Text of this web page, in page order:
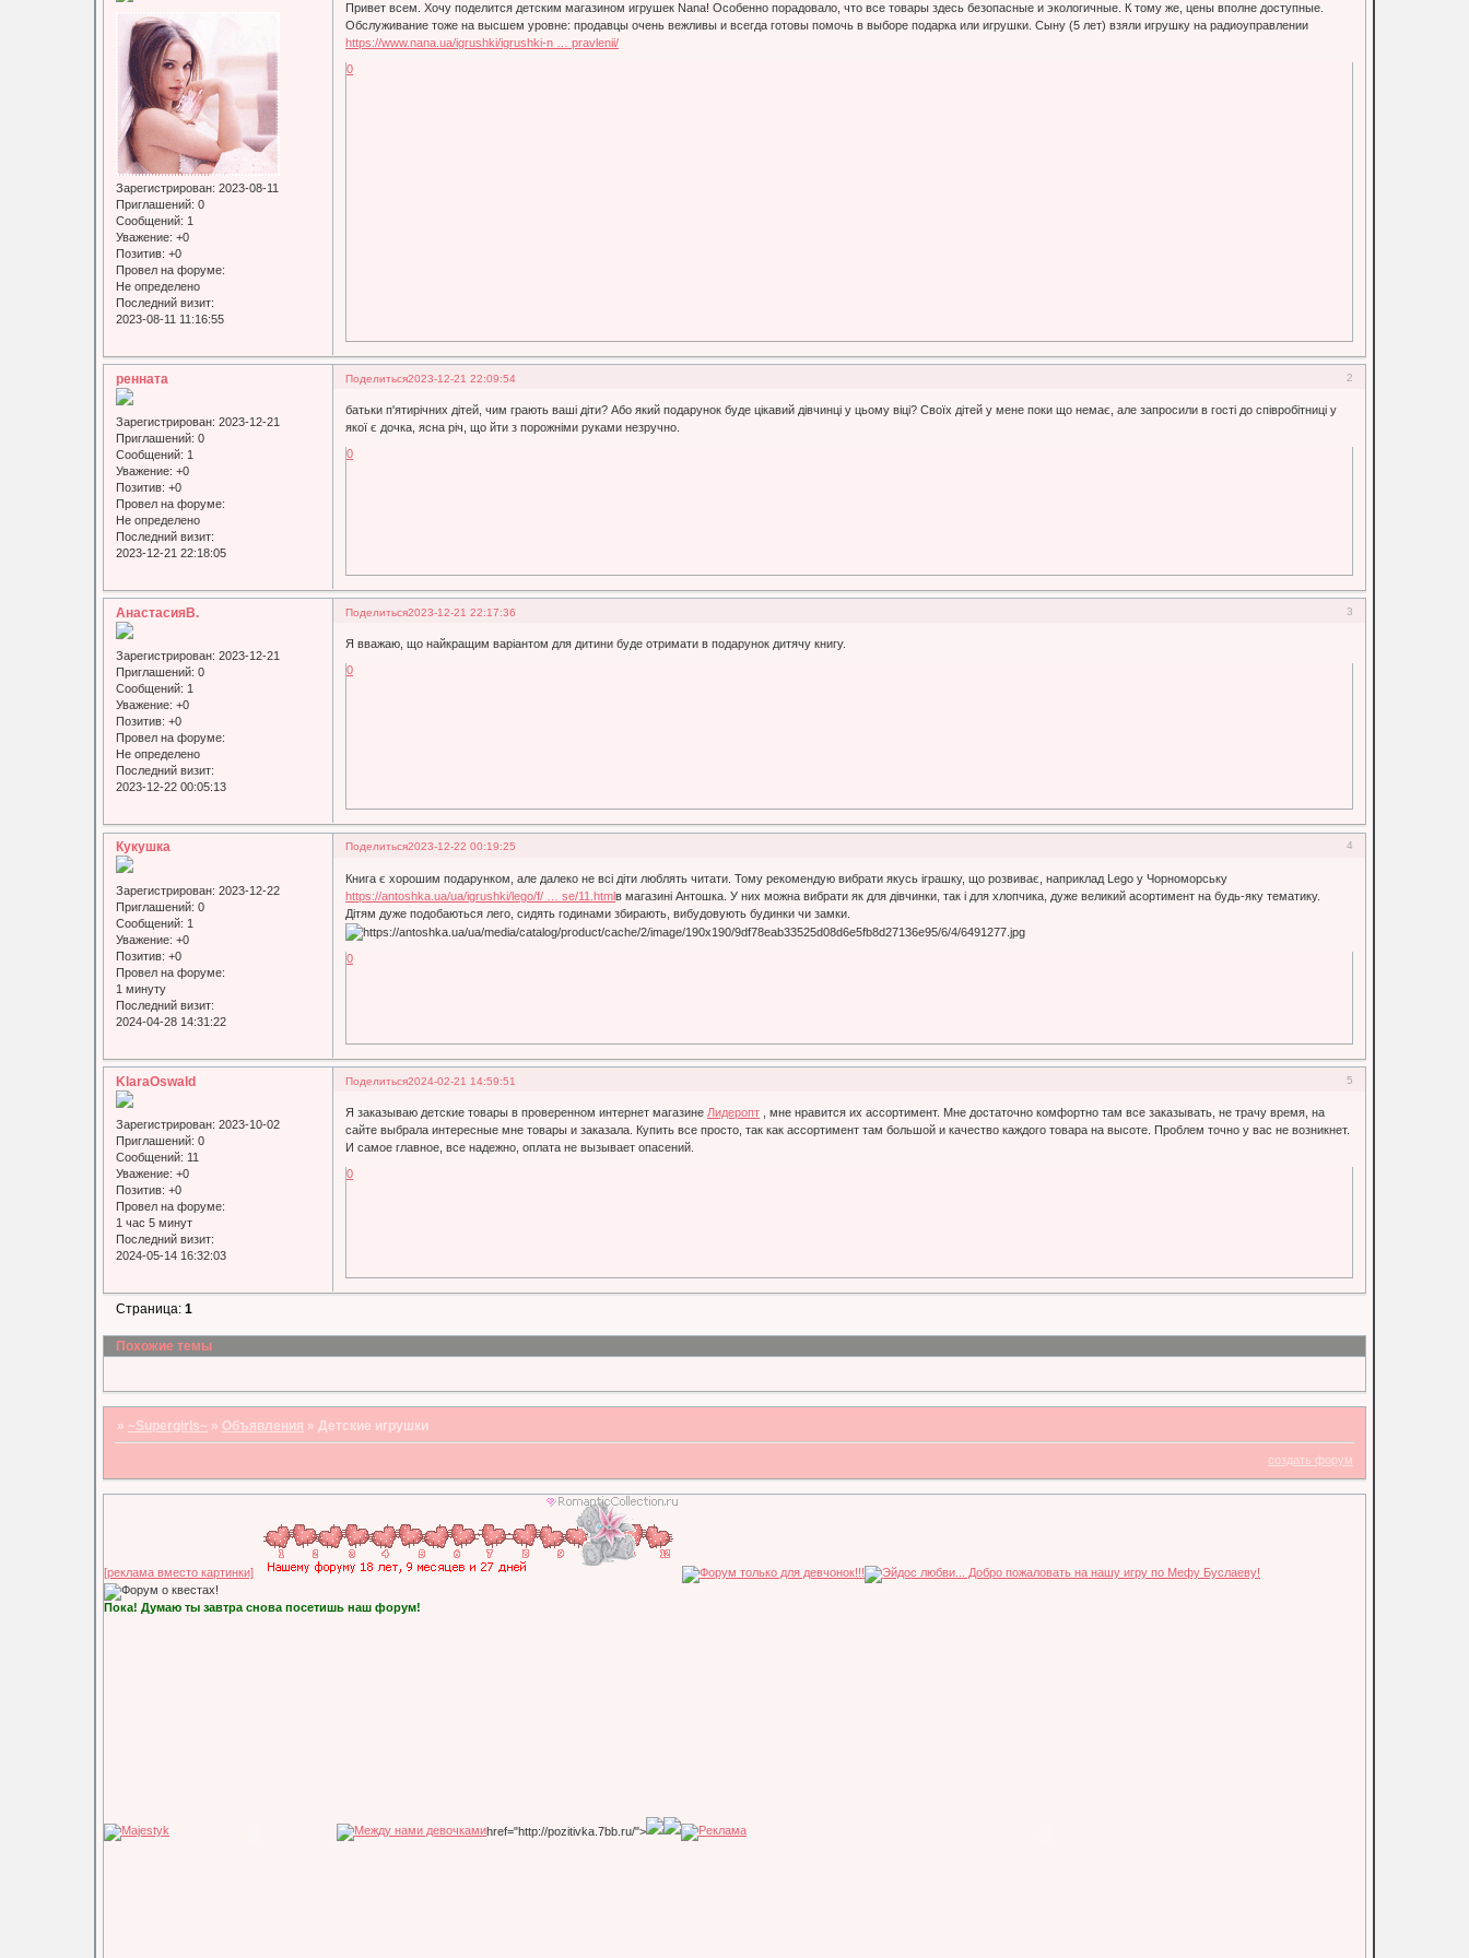
Зарегистрирован: 2023-08-11
Приглашений: 0
Сообщений: 1
Уважение: +0
Позитив: +0
Провел на форуме:
Не определено
Последний визит:
2023-08-11 11:16:55
Привет всем. Хочу поделится детским магазином игрушек Nana! Особенно порадовало, что все товары здесь безопасные и экологичные. К тому же, цены вполне доступные.
Обслуживание тоже на высшем уровне: продавцы очень вежливы и всегда готовы помочь в выборе подарка или игрушки. Сыну (5 лет) взяли игрушку на радиоуправлении
https://www.nana.ua/igrushki/igrushki-n … pravlenii/
0
Поделиться 2
2023-12-21 22:09:54
ренната
Зарегистрирован: 2023-12-21
Приглашений: 0
Сообщений: 1
Уважение: +0
Позитив: +0
Провел на форуме:
Не определено
Последний визит:
2023-12-21 22:18:05
батьки п'ятирічних дітей, чим грають ваші діти? Або який подарунок буде цікавий дівчинці у цьому віці? Своїх дітей у мене поки що немає, але запросили в гості до співробітниці у
якої є дочка, ясна річ, що йти з порожніми руками незручно.
0
Поделиться 3
2023-12-21 22:17:36
АнастасияВ.
Зарегистрирован: 2023-12-21
Приглашений: 0
Сообщений: 1
Уважение: +0
Позитив: +0
Провел на форуме:
Не определено
Последний визит:
2023-12-22 00:05:13
Я вважаю, що найкращим варіантом для дитини буде отримати в подарунок дитячу книгу.
0
Поделиться 4
2023-12-22 00:19:25
Кукушка
Зарегистрирован: 2023-12-22
Приглашений: 0
Сообщений: 1
Уважение: +0
Позитив: +0
Провел на форуме:
1 минуту
Последний визит:
2024-04-28 14:31:22
Книга є хорошим подарунком, але далеко не всі діти люблять читати. Тому рекомендую вибрати якусь іграшку, що розвиває, наприклад Lego у Чорноморську
https://antoshka.ua/ua/igrushki/lego/f/ … se/11.htmlв магазині Антошка. У них можна вибрати як для дівчинки, так і для хлопчика, дуже великий асортимент на будь-яку тематику.
Дітям дуже подобаються лего, сидять годинами збирають, вибудовують будинки чи замки.
0
Поделиться 5
2024-02-21 14:59:51
KlaraOswald
Зарегистрирован: 2023-10-02
Приглашений: 0
Сообщений: 11
Уважение: +0
Позитив: +0
Провел на форуме:
1 час 5 минут
Последний визит:
2024-05-14 16:32:03
Я заказываю детские товары в проверенном интернет магазине Лидеропт , мне нравится их ассортимент. Мне достаточно комфортно там все заказывать, не трачу время, на
сайте выбрала интересные мне товары и заказала. Купить все просто, так как ассортимент там большой и качество каждого товара на высоте. Проблем точно у вас не возникнет.
И самое главное, все надежно, оплата не вызывает опасений.
0
Страница:1
Похожие темы
» ~Supergirls~ » Объявления » Детские игрушки
создать форум
[реклама вместо картинки]
Пока! Думаю ты завтра снова посетишь наш форум!
href="http://pozitivka.7bb.ru/">